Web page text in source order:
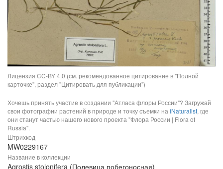
Лицензия CC-BY 4.0 (см. рекомендованное цитирование в "Полной
карточке", раздел "Цитировать для публикации")
Хочешь принять участие в создании "Атласа флоры России"? Загружай
свои фотографии растений в природе и точку съемки наiNaturalist, где
они станут частью нашего нового проекта "Флора России | Flora of
Russia".
Штрихкод
MW0229167
Название в коллекции
Agrostis stolonifera (Полевица побегоносная)